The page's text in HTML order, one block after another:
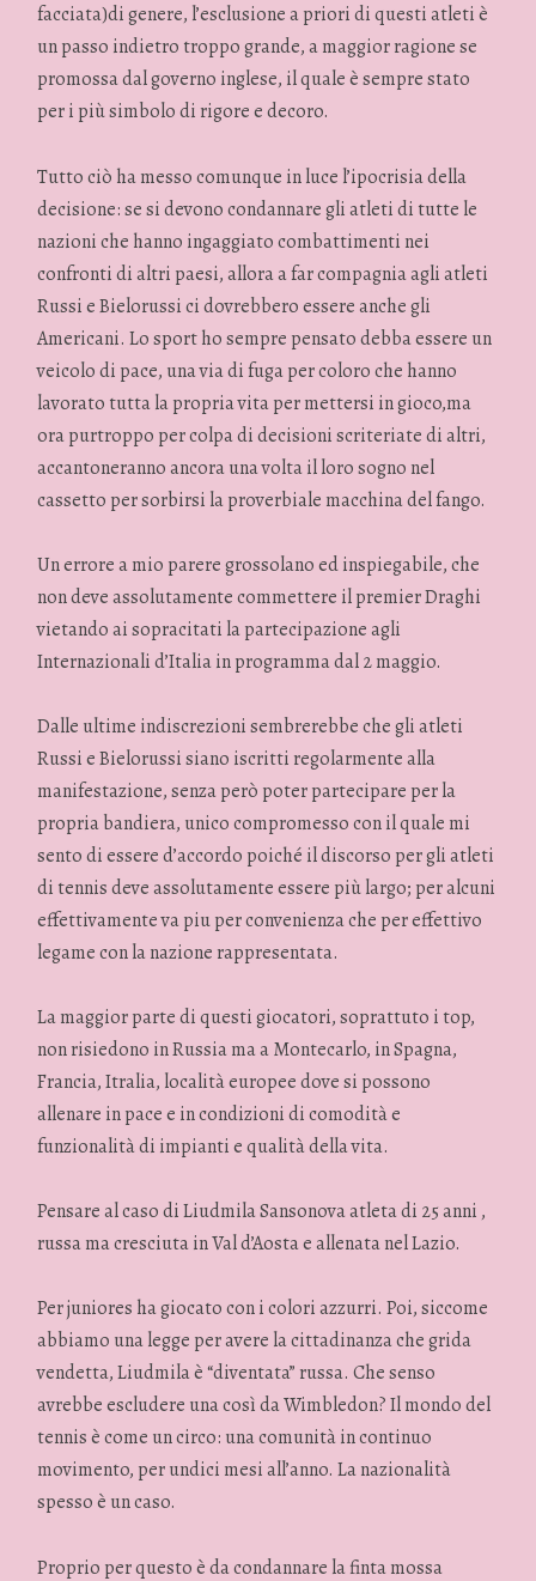
facciata)di genere, l’esclusione a priori di questi atleti è
un passo indietro troppo grande, a maggior ragione se
promossa dal governo inglese, il quale è sempre stato
per i più simbolo di rigore e decoro.
Tutto ciò ha messo comunque in luce l’ipocrisia della
decisione: se si devono condannare gli atleti di tutte le
nazioni che hanno ingaggiato combattimenti nei
confronti di altri paesi, allora a far compagnia agli atleti
Russi e Bielorussi ci dovrebbero essere anche gli
Americani. Lo sport ho sempre pensato debba essere un
veicolo di pace, una via di fuga per coloro che hanno
lavorato tutta la propria vita per mettersi in gioco,ma
ora purtroppo per colpa di decisioni scriteriate di altri,
accantoneranno ancora una volta il loro sogno nel
cassetto per sorbirsi la proverbiale macchina del fango.
Un errore a mio parere grossolano ed inspiegabile, che
non deve assolutamente commettere il premier Draghi
vietando ai sopracitati la partecipazione agli
Internazionali d’Italia in programma dal 2 maggio.
Dalle ultime indiscrezioni sembrerebbe che gli atleti
Russi e Bielorussi siano iscritti regolarmente alla
manifestazione, senza però poter partecipare per la
propria bandiera, unico compromesso con il quale mi
sento di essere d’accordo poiché il discorso per gli atleti
di tennis deve assolutamente essere più largo; per alcuni
effettivamente va piu per convenienza che per effettivo
legame con la nazione rappresentata.
La maggior parte di questi giocatori, soprattuto i top,
non risiedono in Russia ma a Montecarlo, in Spagna,
Francia, Itralia, località europee dove si possono
allenare in pace e in condizioni di comodità e
funzionalità di impianti e qualità della vita.
Pensare al caso di Liudmila Sansonova atleta di 25 anni ,
russa ma cresciuta in Val d’Aosta e allenata nel Lazio.
Per juniores ha giocato con i colori azzurri. Poi, siccome
abbiamo una legge per avere la cittadinanza che grida
vendetta, Liudmila è “diventata” russa. Che senso
avrebbe escludere una così da Wimbledon? Il mondo del
tennis è come un circo: una comunità in continuo
movimento, per undici mesi all’anno. La nazionalità
spesso è un caso.
Proprio per questo è da condannare la finta mossa